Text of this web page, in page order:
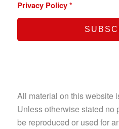
Privacy Policy *
All material on this website
Unless otherwise stated no
be reproduced or used for